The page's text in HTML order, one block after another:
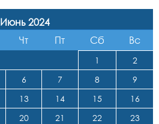
Июнь 2024
Чт Пт Сб Вс
1
2
6 7 8
9
13 14 15
16
20 21 22
23